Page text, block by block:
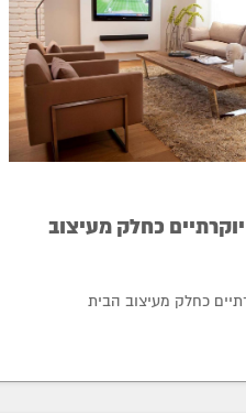
יוקרתיים כחלק מעיצוב
כחלק מעיצוב הבית